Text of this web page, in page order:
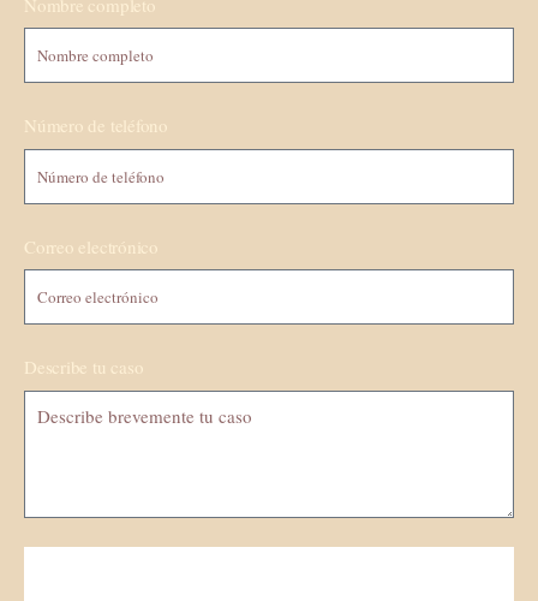
Número de teléfono
Correo electrónico
Describe tu caso